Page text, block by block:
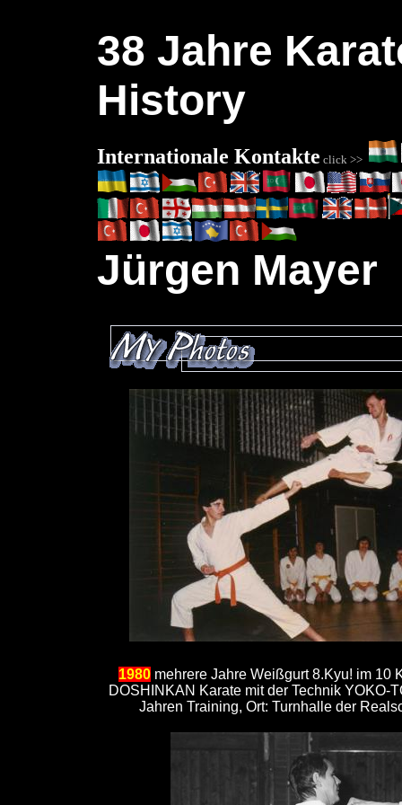
38 Jahre
History
Internationale Kontakte click >>
Jürgen Mayer
1980 mehrere Jahre Weißgurt 8.Kyu! im 10
DOSHINKAN Karate mit der Technik YOKO-
Jahren Training, Ort: Turnhalle der